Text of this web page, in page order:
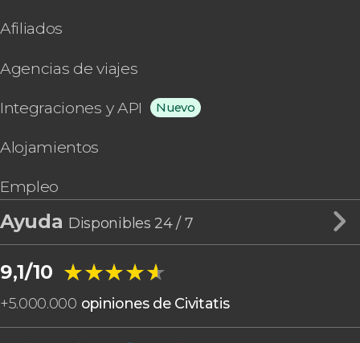
Afiliados
Agencias de viajes
Integraciones y API Nuevo
Alojamientos
Empleo
Ayuda Disponibles 24 / 7
9,1/10 ★★★★★
★★★★★
+5.000.000 opiniones de Civitatis